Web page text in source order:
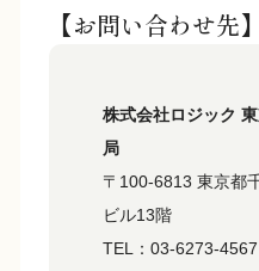
【お問い合わせ先】
株式会社ロジック
局
〒100-6813 東京都
ビル13階
TEL：03-6273-4567